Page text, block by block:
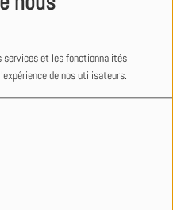
services et les fonctionnalités
de nos utilisateurs.